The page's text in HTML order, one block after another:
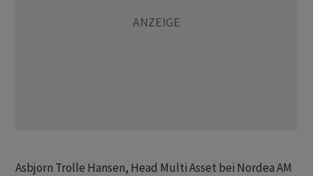
Asbjorn Trolle Hansen, Head Multi Asset bei Nordea AM